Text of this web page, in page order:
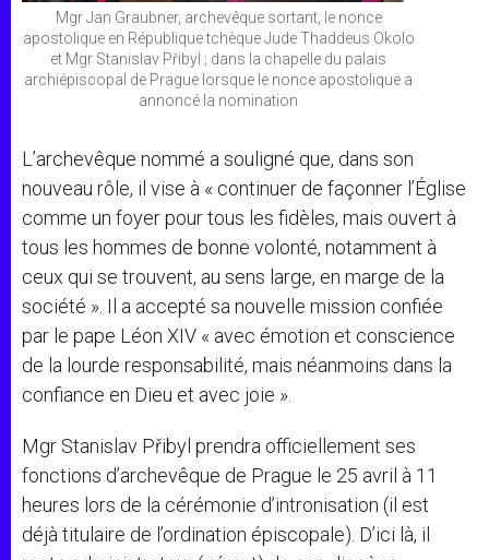
Mgr Jan Graubner, archevêque sortant, le nonce
apostolique en République tchèque Jude Thaddeus Okolo
et Mgr Stanislav Přibyl ; dans la chapelle du palais
archiépiscopal de Prague lorsque le nonce apostolique a
annoncé la nomination
L’archevêque nommé a souligné que, dans son
nouveau rôle, il vise à « continuer de façonner l’Église
comme un foyer pour tous les fidèles, mais ouvert à
tous les hommes de bonne volonté, notamment à
ceux qui se trouvent, au sens large, en marge de la
société ». Il a accepté sa nouvelle mission confiée
par le pape Léon XIV « avec émotion et conscience
de la lourde responsabilité, mais néanmoins dans la
confiance en Dieu et avec joie ».
Mgr Stanislav Přibyl prendra officiellement ses
fonctions d’archevêque de Prague le 25 avril à 11
heures lors de la cérémonie d’intronisation (il est
déjà titulaire de l’ordination épiscopale). D’ici là, il